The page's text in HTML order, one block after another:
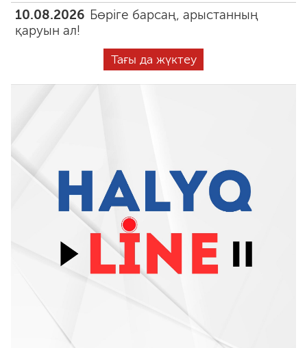
10.08.2026 Бөріге барсаң, арыстанның
қаруын ал!
Тағы да жүктеу